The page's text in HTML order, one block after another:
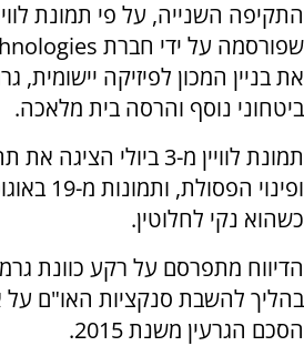
את בניין המכון לפיזיקה יישומית,
ביטחוני נוסף והרסה בית מלאכה.
תמונת לוויין מ-3 ביולי
ופינוי
כשהוא נקי לחלוטין.
הדיווח מתפרסם על רקע כוונת
בהליך להשבת סנקציות האו"ם
הסכם הגרעין משנת 2015.